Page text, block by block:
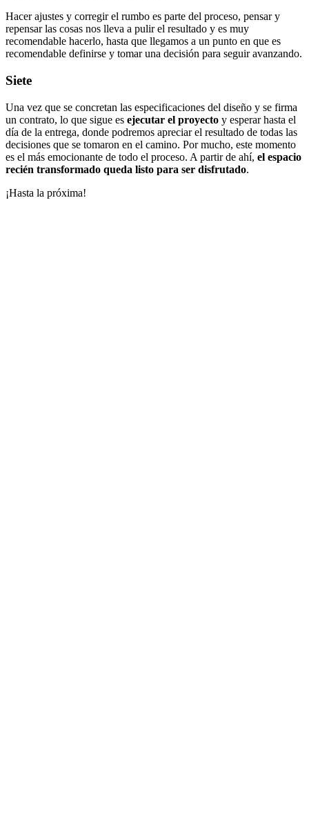
Hacer ajustes y corregir el rumbo es parte del proceso, pensar y
repensar las cosas nos lleva a pulir el resultado y es muy
recomendable hacerlo, hasta que llegamos a un punto en que es
recomendable definirse y tomar una decisión para seguir avanzando.
Siete
Una vez que se concretan las especificaciones del diseño y se firma
un contrato, lo que sigue es ejecutar el proyecto y esperar hasta el
día de la entrega, donde podremos apreciar el resultado de todas las
decisiones que se tomaron en el camino. Por mucho, este momento
es el más emocionante de todo el proceso. A partir de ahí, el espacio
recién transformado queda listo para ser disfrutado.
¡Hasta la próxima!